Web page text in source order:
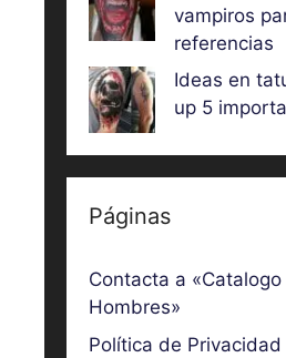
vampiros
referencias
Ideas en
up 5
Páginas
Contacta a
Hombres»
Política de